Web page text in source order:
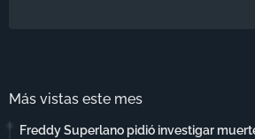
Más vistas este mes
Freddy Superlano pidió investigar